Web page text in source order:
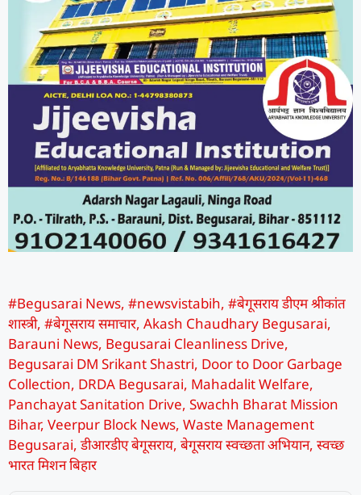
#Begusarai News, #newsvistabih, #बेगूसराय डीएम श्रीकांत
शास्त्री, #बेगूसराय समाचार, Akash Chaudhary Begusarai,
Barauni News, Begusarai Cleanliness Drive,
Begusarai DM Srikant Shastri, Door to Door Garbage
Collection, DRDA Begusarai, Mahadalit Welfare,
Panchayat Sanitation Drive, Swachh Bharat Mission
Bihar, Veerpur Block News, Waste Management
Begusarai,डीआरडीए बेगूसराय, बेगूसराय स्वच्छता अभियान, स्वच्छ
भारत मिशन बिहार